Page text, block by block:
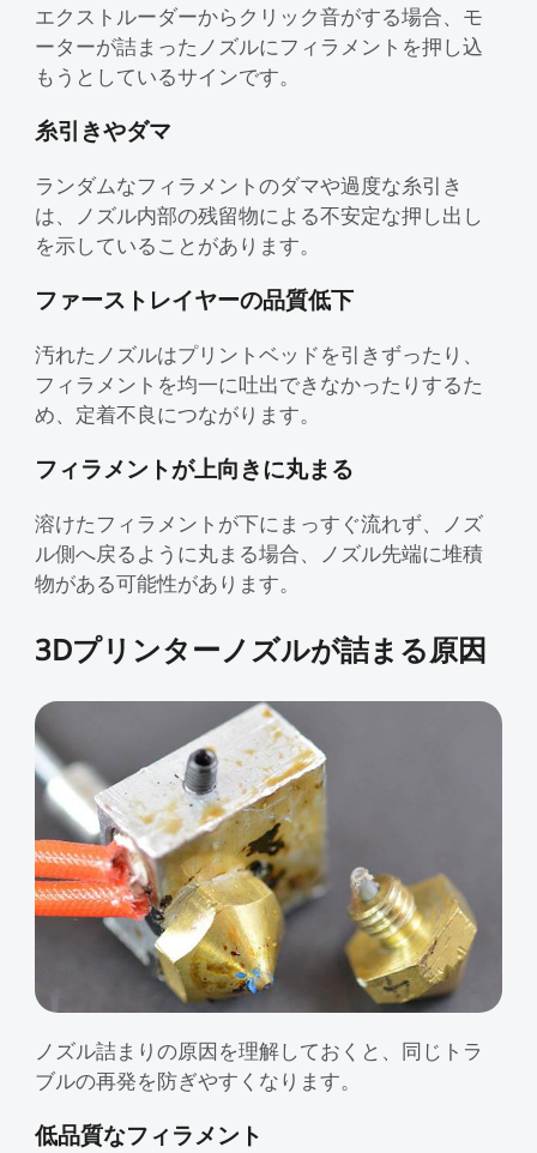
エクストルーダーからクリック音がする場合、モ
ーターが詰まったノズルにフィラメントを押し込
もうとしているサインです。
糸引きやダマ
ランダムなフィラメントのダマや過度な糸引き
は、ノズル内部の残留物による不安定な押し出し
を示していることがあります。
ファーストレイヤーの品質低下
汚れたノズルはプリントベッドを引きずったり、
フィラメントを均一に吐出できなかったりするた
め、定着不良につながります。
フィラメントが上向きに丸まる
溶けたフィラメントが下にまっすぐ流れず、ノズ
ル側へ戻るように丸まる場合、ノズル先端に堆積
物がある可能性があります。
3Dプリンターノズルが詰まる原因
ノズル詰まりの原因を理解しておくと、同じトラ
ブルの再発を防ぎやすくなります。
低品質なフィラメント